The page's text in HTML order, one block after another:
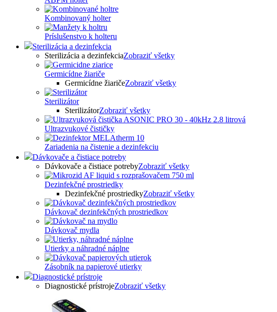
Kombinovaný holter
Príslušenstvo k holteru
Sterilizácia a dezinfekcia
Sterilizácia a dezinfekciaZobraziť všetky
Germicídne žiariče
Germicídne žiaričeZobraziť všetky
Sterilizátor
SterilizátorZobraziť všetky
Ultrazvukové čističky
Zariadenia na čistenie a dezinfekciu
Dávkovače a čistiace potreby
Dávkovače a čistiace potrebyZobraziť všetky
Dezinfekčné prostriedky
Dezinfekčné prostriedkyZobraziť všetky
Dávkovač dezinfekčných prostriedkov
Dávkovač mydla
Utierky a náhradné náplne
Zásobník na papierové utierky
Diagnostické prístroje
Diagnostické prístrojeZobraziť všetky